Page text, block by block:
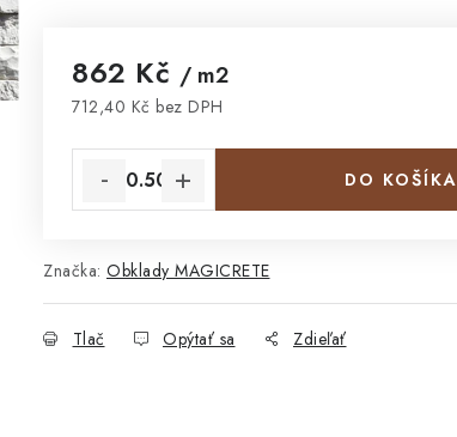
862 Kč / m2
712,40 Kč bez DPH
DO KOŠÍKA
Značka: Obklady MAGICRETE
Tlač Opýtať sa Zdieľať